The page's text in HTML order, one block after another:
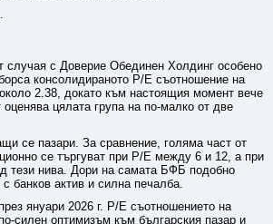
случая с Доверие Обединен Холдинг особено
консолидираното P/E съотношение на
2.38, докато към настоящия момент вече
цялата група на по-малко от две
се пазари. За сравнение, голяма част от
се търгуват при P/E между 6 и 12, а при
тези нива. Дори на самата БФБ подобно
банков актив и силна печалба.
януари 2026 г. P/E съотношението на
силен оптимизъм към българския пазар и